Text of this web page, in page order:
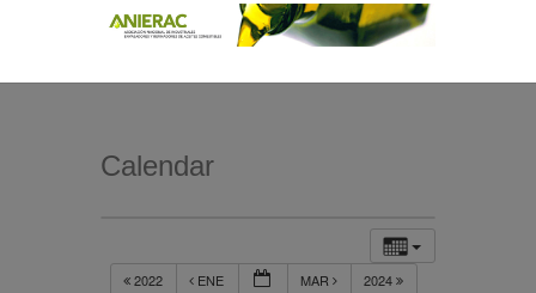
Calendar
2022 ENE MAR 2024